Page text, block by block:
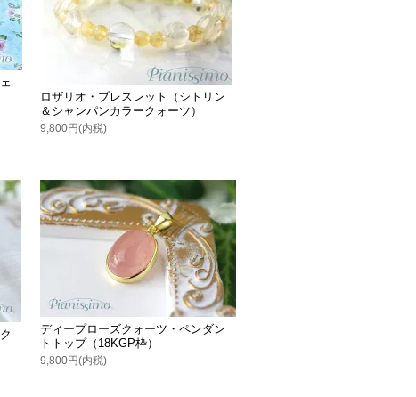
ロザリオ・ブレスレット（シトリン
＆シャンパンカラークォーツ）
9,800円(内税)
ディープローズクォーツ・ペンダン
トトップ（18KGP枠）
9,800円(内税)